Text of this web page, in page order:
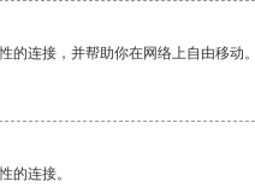
连接，并帮助你在网络上自由移动。
的连接。